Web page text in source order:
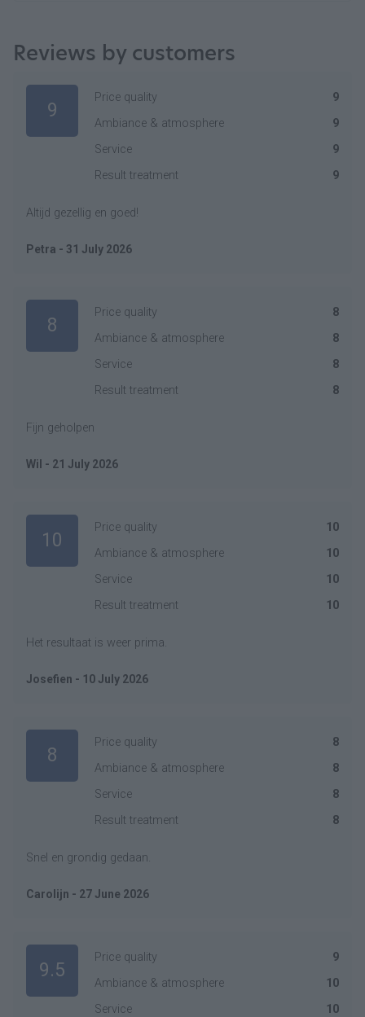
Reviews by customers
9
Price quality
9
Ambiance & atmosphere
9
Service
9
Result treatment
9
Altijd gezellig en goed!
Petra - 31 July 2026
8
Price quality
8
Ambiance & atmosphere
8
Service
8
Result treatment
8
Fijn geholpen
Wil - 21 July 2026
10
Price quality
10
Ambiance & atmosphere
10
Service
10
Result treatment
10
Het resultaat is weer prima.
Josefien - 10 July 2026
8
Price quality
8
Ambiance & atmosphere
8
Service
8
Result treatment
8
Snel en grondig gedaan.
Carolijn - 27 June 2026
9.5
Price quality
9
Ambiance & atmosphere
10
Service
10